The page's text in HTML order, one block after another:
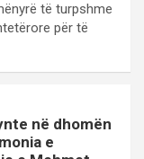
të turpshme
për të
në dhomën
e